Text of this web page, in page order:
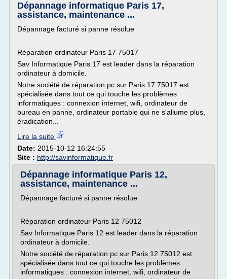
Dépannage informatique Paris 17,
assistance, maintenance ...
Dépannage facturé si panne résolue
Réparation ordinateur Paris 17 75017
Sav Informatique Paris 17 est leader dans la réparation
ordinateur à domicile.
Notre société de réparation pc sur Paris 17 75017 est
spécialisée dans tout ce qui touche les problèmes
informatiques : connexion internet, wifi, ordinateur de
bureau en panne, ordinateur portable qui ne s'allume plus,
éradication...
Lire la suite
Date: 2015-10-12 16:24:55
Site : http://savinformatique.fr
Dépannage informatique Paris 12,
assistance, maintenance ...
Dépannage facturé si panne résolue
Réparation ordinateur Paris 12 75012
Sav Informatique Paris 12 est leader dans la réparation
ordinateur à domicile.
Notre société de réparation pc sur Paris 12 75012 est
spécialisée dans tout ce qui touche les problèmes
informatiques : connexion internet, wifi, ordinateur de